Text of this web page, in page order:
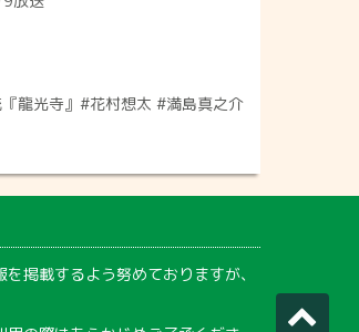
龍光寺』#花村想太 #満島真之介
掲載するよう努めておりますが、